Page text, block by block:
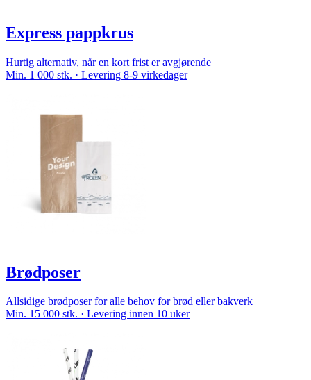
Express pappkrus
Hurtig alternativ, når en kort frist er avgjørende
Min. 1 000 stk. · Levering 8-9 virkedager
Brødposer
Allsidige brødposer for alle behov for brød eller bakverk
Min. 15 000 stk. · Levering innen 10 uker